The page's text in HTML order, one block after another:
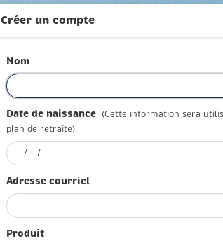
Créer un compte
Nom
Date de naissance (Cette information sera
plan de retraite)
Adresse courriel
Produit